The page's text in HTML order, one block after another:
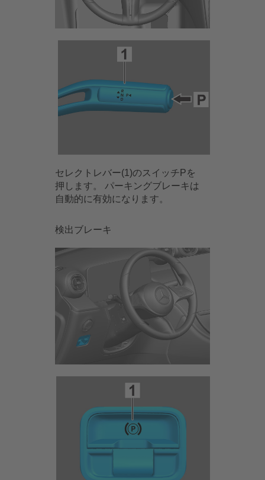
セレクトレバー(1)のスイッチPを
押します。 パーキングブレーキは
自動的に有効になります。
検出ブレーキ